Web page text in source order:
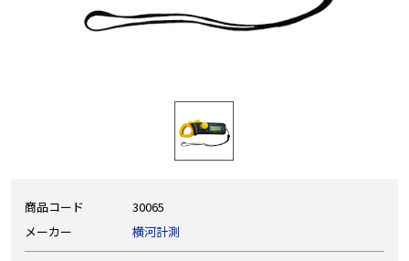
商品コード
30065
メーカー
横河計測